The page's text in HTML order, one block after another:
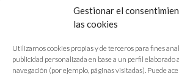
Gestionar el
las cookies
Utilizamos cookies propias y de terceros para fines
publicidad personalizada en base a un perfil elaborado
navegación (por ejemplo, páginas visitadas). Puede
que desarrolla el Colegio de Arquitectos de Cádiz
Nombre *